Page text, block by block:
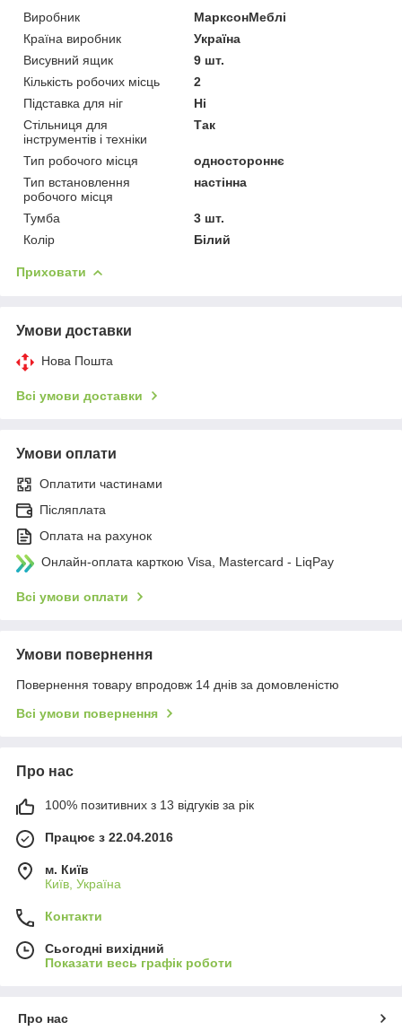
Виробник
МарксонМеблі
Країна виробник
Україна
Висувний ящик
9 шт.
Кількість робочих місць
2
Підставка для ніг
Ні
Стільниця для
інструментів і техніки
Так
Тип робочого місця
одностороннє
Тип встановлення
робочого місця
настінна
Тумба
3 шт.
Колір
Білий
Приховати
Умови доставки
Нова Пошта
Всі умови доставки
Умови оплати
Оплатити частинами
Післяплата
Оплата на рахунок
Онлайн-оплата карткою Visa, Mastercard - LiqPay
Всі умови оплати
Умови повернення
Повернення товару впродовж 14 днів за домовленістю
Всі умови повернення
Про нас
100% позитивних з 13 відгуків за рік
Працює з 22.04.2016
м. Київ
Київ, Україна
Контакти
Сьогодні вихідний
Показати весь графік роботи
Про нас